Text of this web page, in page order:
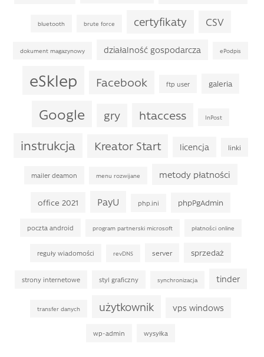
bluetooth brute force certyfikaty CSV
dokument magazynowy działalność gospodarcza ePodpis
eSklep Facebook ftp user galeria
Google gry htaccess InPost
instrukcja Kreator Start licencja linki
mailer deamon menu rozwijane metody płatności
office 2021 PayU php.ini phpPgAdmin
poczta android program partnerski microsoft płatności online
reguły wiadomości revDNS server sprzedaż
strony internetowe styl graficzny synchronizacja tinder
transfer danych użytkownik vps windows
wp-admin wysyłka